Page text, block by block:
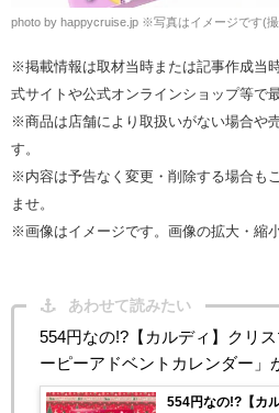
photo by happycruise.jp ※写真はイメージです(
※掲載情報は取材当時または記事作成当
式サイトや公式オンラインショップ等で
※商品は店舗により取扱いがない場合や
す。
※内容は予告なく変更・削除する場合も
ませ。
※画像はイメージです。画像の拡大・縮
あわせて読みたい
554円なの!?【カルディ】クリ
ーピーアドベントカレンダー
554円なの!?【カ